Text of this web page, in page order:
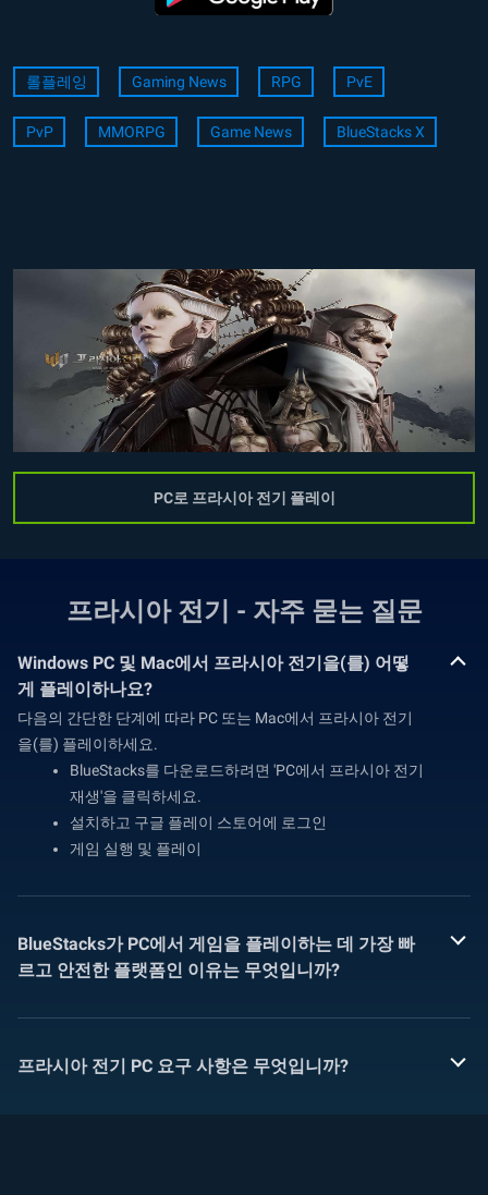
롤플레잉 Gaming News RPG PvE
PvP MMORPG Game News BlueStacks X
PC로 프라시아 전기 플레이
프라시아 전기 - 자주 묻는 질문
Windows PC 및 Mac에서 프라시아 전기을(를) 어떻
게 플레이하나요?
다음의 간단한 단계에 따라 PC 또는 Mac에서 프라시아 전기
을(를) 플레이하세요.
BlueStacks를 다운로드하려면 'PC에서 프라시아 전기
재생'을 클릭하세요.
설치하고 구글 플레이 스토어에 로그인
게임 실행 및 플레이
BlueStacks가 PC에서 게임을 플레이하는 데 가장 빠
르고 안전한 플랫폼인 이유는 무엇입니까?
프라시아 전기 PC 요구 사항은 무엇입니까?